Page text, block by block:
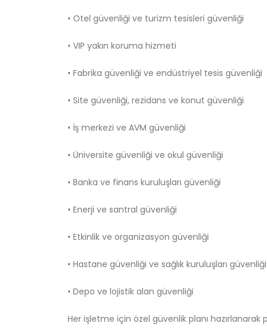
• Otel güvenliği ve turizm tesisleri güvenliği
• VIP yakın koruma hizmeti
• Fabrika güvenliği ve endüstriyel tesis güvenliği
• Site güvenliği, rezidans ve konut güvenliği
• İş merkezi ve AVM güvenliği
• Üniversite güvenliği ve okul güvenliği
• Banka ve finans kuruluşları güvenliği
• Enerji ve santral güvenliği
• Etkinlik ve organizasyon güvenliği
• Hastane güvenliği ve sağlık kuruluşları güvenliği
• Depo ve lojistik alan güvenliği
Her işletme için özel güvenlik planı